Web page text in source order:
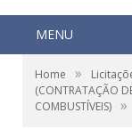
MENU
Home »
(CONTRATAÇÃO
COMBUSTÍVEIS) »